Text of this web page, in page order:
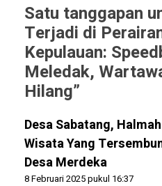
Satu tanggapan
Terjadi di
Kepulauan:
Meledak,
Hilang”
Desa Sabatang,
Wisata Yang
Desa Merdeka
8 Februari 2025 pukul 16:37